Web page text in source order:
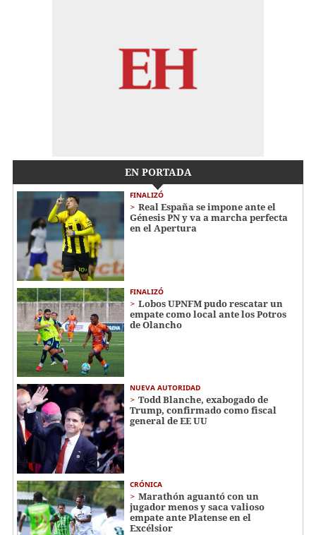
EN PORTADA
FINALIZÓ
Real España se impone ante el
Génesis PN y va a marcha perfecta
en el Apertura
FINALIZÓ
Lobos UPNFM pudo rescatar un
empate como local ante los Potros
de Olancho
NUEVA AUTORIDAD
Todd Blanche, exabogado de
Trump, confirmado como fiscal
general de EE UU
CRÓNICA
Marathón aguantó con un
jugador menos y saca valioso
empate ante Platense en el
Excélsior